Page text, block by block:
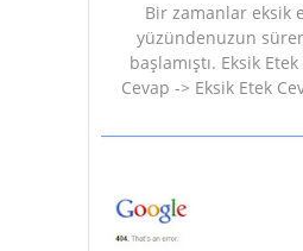
Bir zamanlar eksik
yüzündenuzun
başlamıştı. Eksik
Cevap -> Eksik Etek